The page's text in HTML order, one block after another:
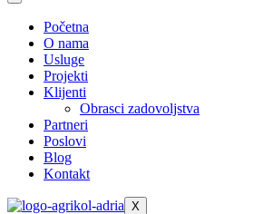
Početna
O nama
Usluge
Projekti
Klijenti
Obrasci zadovoljstva
Partneri
Poslovi
Blog
Kontakt
X